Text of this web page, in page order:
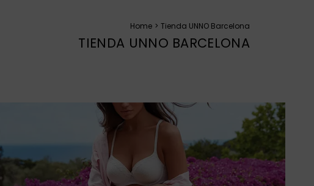
Home Tienda UNNO Barcelona
TIENDA UNNO BARCELONA